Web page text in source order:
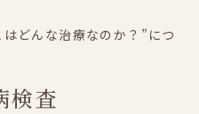
どんな治療なのか？”につ
検査